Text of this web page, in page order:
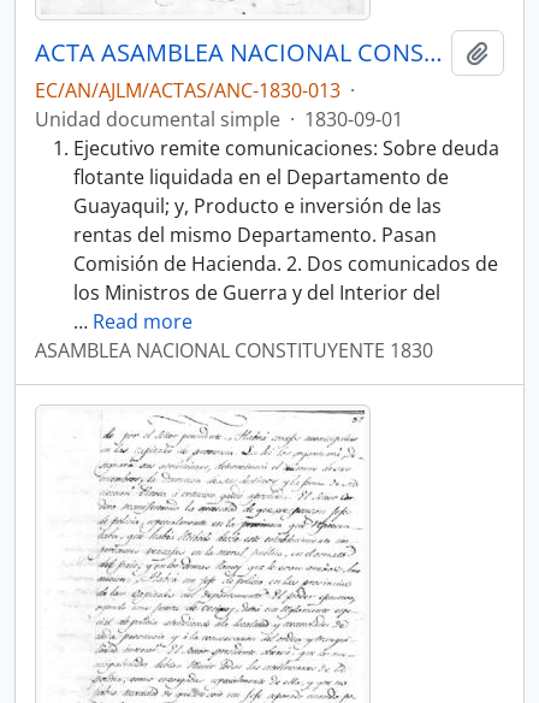
ACTA ASAMBLEA NACIONAL CONSTITUYENTE 1830
EC/AN/AJLM/ACTAS/ANC-1830-013 ·
Unidad documental simple · 1830-09-01
Ejecutivo remite comunicaciones: Sobre deuda
flotante liquidada en el Departamento de
Guayaquil; y, Producto e inversión de las
rentas del mismo Departamento. Pasan
Comisión de Hacienda. 2. Dos comunicados de
los Ministros de Guerra y del Interior del
… Read more
ASAMBLEA NACIONAL CONSTITUYENTE 1830